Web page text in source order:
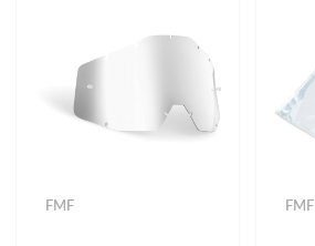
FMF FMF